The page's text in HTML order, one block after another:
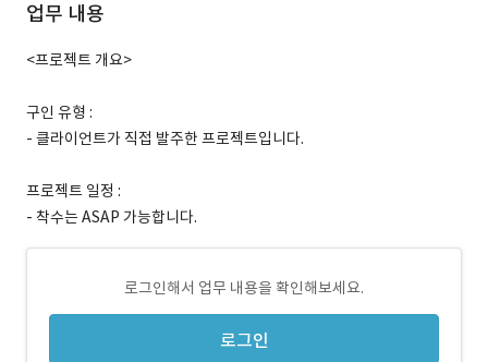
업무 내용
<프로젝트 개요>
구인 유형 :
- 클라이언트가 직접 발주한 프로젝트입니다.
프로젝트 일정 :
- 착수는 ASAP 가능합니다.
로그인해서 업무 내용을 확인해보세요.
로그인